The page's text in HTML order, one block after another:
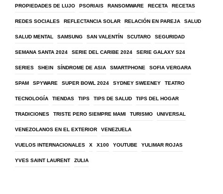
PROPIEDADES DE LUJO PSORIAIS RANSOMWARE RECETA RECETAS
REDES SOCIALES REFLECTANCIA SOLAR RELACIÓN EN PAREJA SALUD
SALUD MENTAL SAMSUNG SAN VALENTÍN SCUTARO SEGURIDAD
SEMANA SANTA 2024 SERIE DEL CARIBE 2024 SERIE GALAXY S24
SERIES SHEIN SÍNDROME DE ASIA SMARTPHONE SOFIA VERGARA
SPAM SPYWARE SUPER BOWL 2024 SYDNEY SWEENEY TEATRO
TECNOLOGÍA TIENDAS TIPS TIPS DE SALUD TIPS DEL HOGAR
TRADICIONES TRISTE PERO SIEMPRE MAMI TURISMO UNIVERSAL
VENEZOLANOS EN EL EXTERIOR VENEZUELA
VUELOS INTERNACIONALES X X100 YOUTUBE YULIMAR ROJAS
YVES SAINT LAURENT ZULIA